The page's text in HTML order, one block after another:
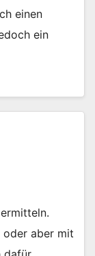
einen
ein
oder aber mit